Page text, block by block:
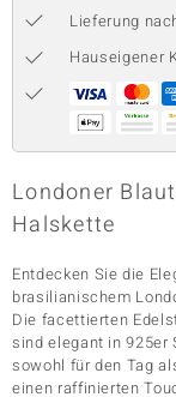
Classics
Lieferung
Hauseigener
Londoner
Halskette
Entdecken Sie die
brasilianischem
Die facettierten
sind elegant in
sowohl für den Tag
einen raffinierten